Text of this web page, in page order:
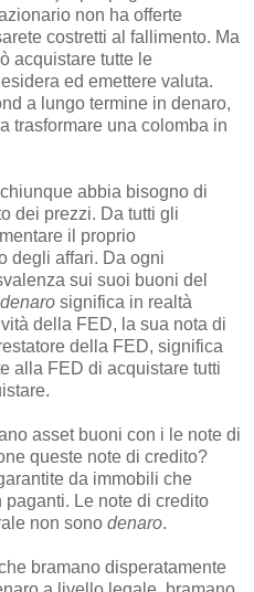
non ha offerte
costretti al fallimento. Ma
acquistare tutte le
ed emettere valuta.
a lungo termine in denaro,
trasformare una colomba in
abbia bisogno di
dei prezzi. Da tutti gli
il proprio
degli affari. Da ogni
sui suoi buoni del
significa in realtà
della FED, la sua nota di
della FED, significa
alla FED di acquistare tutti
asset buoni con i le note di
queste note di credito?
da immobili che
Le note di credito
non sono denaro.
bramano disperatamente